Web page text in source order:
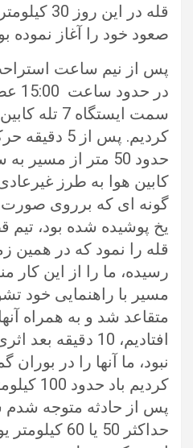
قله در این
صعود خود را آغاز نموده
پس از نیم ساعت
در
سمت ایستگاه
کردیم. پس از
کابین هوا به طرز
گونه ای که برروی صورت
یخ پوشیده شده بود،
رسیده، ما را از این کار
مسیر با راهنمایی خود
متقاعد شد و به همراه
نبود، ما آنها را در
کردیم
پس از حادثه متوجه شدم
حداکثر 50 یا